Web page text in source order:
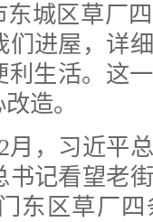
东城区草厂
进屋，详
利生活。这
造。
，习近平
书记看望老
东区草厂